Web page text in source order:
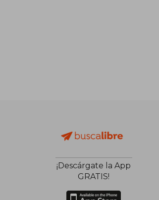
¡Descárgate la App
GRATIS!